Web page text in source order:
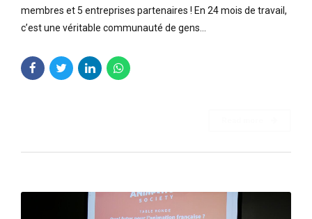
membres et 5 entreprises partenaires ! En 24 mois de travail,
c’est une véritable communauté de gens...